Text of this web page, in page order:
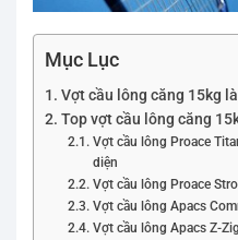
Mục Lục
Vợt cầu lông căng 15kg
Top vợt cầu lông căng
Vợt cầu lông Proace
diện
Vợt cầu lông Proace
Vợt cầu lông Apacs
Vợt cầu lông Apacs Z-